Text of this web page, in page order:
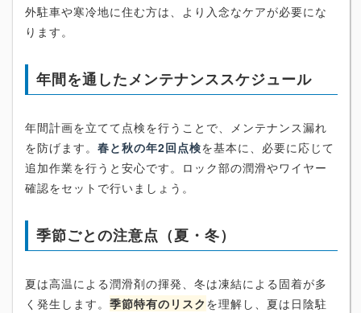
外駐車や寒冷地に住む方は、より入念なケアが必要にな
ります。
年間を通したメンテナンススケジュール
年間計画を立てて点検を行うことで、メンテナンス漏れ
を防げます。 春と秋の年2回点検を基本に、必要に応じて
追加作業を行うと安心です。ロック部の潤滑やワイヤー
確認をセットで行いましょう。
季節ごとの注意点（夏・冬）
夏は高温による潤滑剤の揮発、冬は凍結による固着が多
く発生します。 季節特有のリスク を理解し、夏は日陰駐